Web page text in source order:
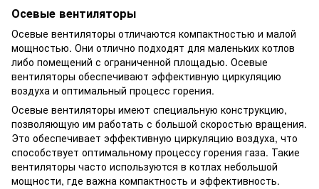
Осевые вентиляторы
Осевые вентиляторы отличаются компактностью и малой
мощностью. Они отлично подходят для маленьких котлов
либо помещений с ограниченной площадью. Осевые
вентиляторы обеспечивают эффективную циркуляцию
воздуха и оптимальный процесс горения.
Осевые вентиляторы имеют специальную конструкцию,
позволяющую им работать с большой скоростью вращения.
Это обеспечивает эффективную циркуляцию воздуха, что
способствует оптимальному процессу горения газа. Такие
вентиляторы часто используются в котлах небольшой
мощности, где важна компактность и эффективность.